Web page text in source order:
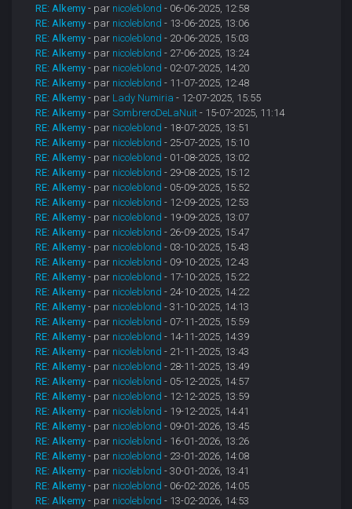
RE: Alkemy - par nicoleblond - 06-06-2025, 12:58
RE: Alkemy - par nicoleblond - 13-06-2025, 13:06
RE: Alkemy - par nicoleblond - 20-06-2025, 15:03
RE: Alkemy - par nicoleblond - 27-06-2025, 13:24
RE: Alkemy - par nicoleblond - 02-07-2025, 14:20
RE: Alkemy - par nicoleblond - 11-07-2025, 12:48
RE: Alkemy - par Lady Numiria - 12-07-2025, 15:55
RE: Alkemy - parSombreroDeLaNuit - 15-07-2025, 11:14
RE: Alkemy - par nicoleblond - 18-07-2025, 13:51
RE: Alkemy - par nicoleblond - 25-07-2025, 15:10
RE: Alkemy - par nicoleblond - 01-08-2025, 13:02
RE: Alkemy - par nicoleblond - 29-08-2025, 15:12
RE: Alkemy - par nicoleblond - 05-09-2025, 15:52
RE: Alkemy - par nicoleblond - 12-09-2025, 12:53
RE: Alkemy - par nicoleblond - 19-09-2025, 13:07
RE: Alkemy - par nicoleblond - 26-09-2025, 15:47
RE: Alkemy - par nicoleblond - 03-10-2025, 15:43
RE: Alkemy - par nicoleblond - 09-10-2025, 12:43
RE: Alkemy - par nicoleblond - 17-10-2025, 15:22
RE: Alkemy - par nicoleblond - 24-10-2025, 14:22
RE: Alkemy - par nicoleblond - 31-10-2025, 14:13
RE: Alkemy - par nicoleblond - 07-11-2025, 15:59
RE: Alkemy - par nicoleblond - 14-11-2025, 14:39
RE: Alkemy - par nicoleblond - 21-11-2025, 13:43
RE: Alkemy - par nicoleblond - 28-11-2025, 13:49
RE: Alkemy - par nicoleblond - 05-12-2025, 14:57
RE: Alkemy - par nicoleblond - 12-12-2025, 13:59
RE: Alkemy - par nicoleblond - 19-12-2025, 14:41
RE: Alkemy - par nicoleblond - 09-01-2026, 13:45
RE: Alkemy - par nicoleblond - 16-01-2026, 13:26
RE: Alkemy - par nicoleblond - 23-01-2026, 14:08
RE: Alkemy - par nicoleblond - 30-01-2026, 13:41
RE: Alkemy - par nicoleblond - 06-02-2026, 14:05
RE: Alkemy - par nicoleblond - 13-02-2026, 14:53